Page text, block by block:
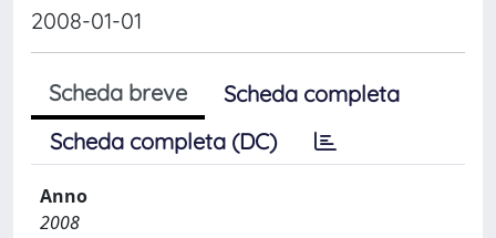
2008-01-01
Scheda breve
Scheda completa
Scheda completa (DC)
Anno
2008